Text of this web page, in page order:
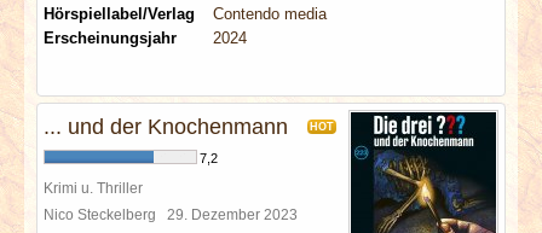
Hörspiellabel/Verlag
Contendo media
Erscheinungsjahr
2024
... und der Knochenmann HOT
7,2
Krimi u. Thriller
Nico Steckelberg 29. Dezember 2023